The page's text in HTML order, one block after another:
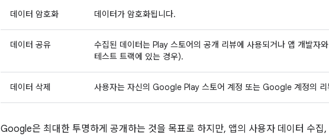
데이터 암호화 데이터가 암호화됩니다.
데이터 공유
수집된 데이터는 Play 스토어의 공개 리뷰에 사용되거나 앱 개발자
테스트 트랙에 있는 경우).
데이터 삭제 사용자는 자신의 Google Play 스토어 계정 또는 Google 계정의 리
Google은 최대한 투명하게 공개하는 것을 목표로 하지만, 앱의 사용자 데이터 수집